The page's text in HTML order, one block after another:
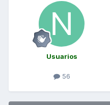
Usuarios
56